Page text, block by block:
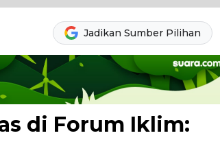
Jadikan Sumber Pilihan
di Forum Iklim: